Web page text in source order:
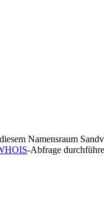
Namensraum
-Abfrage